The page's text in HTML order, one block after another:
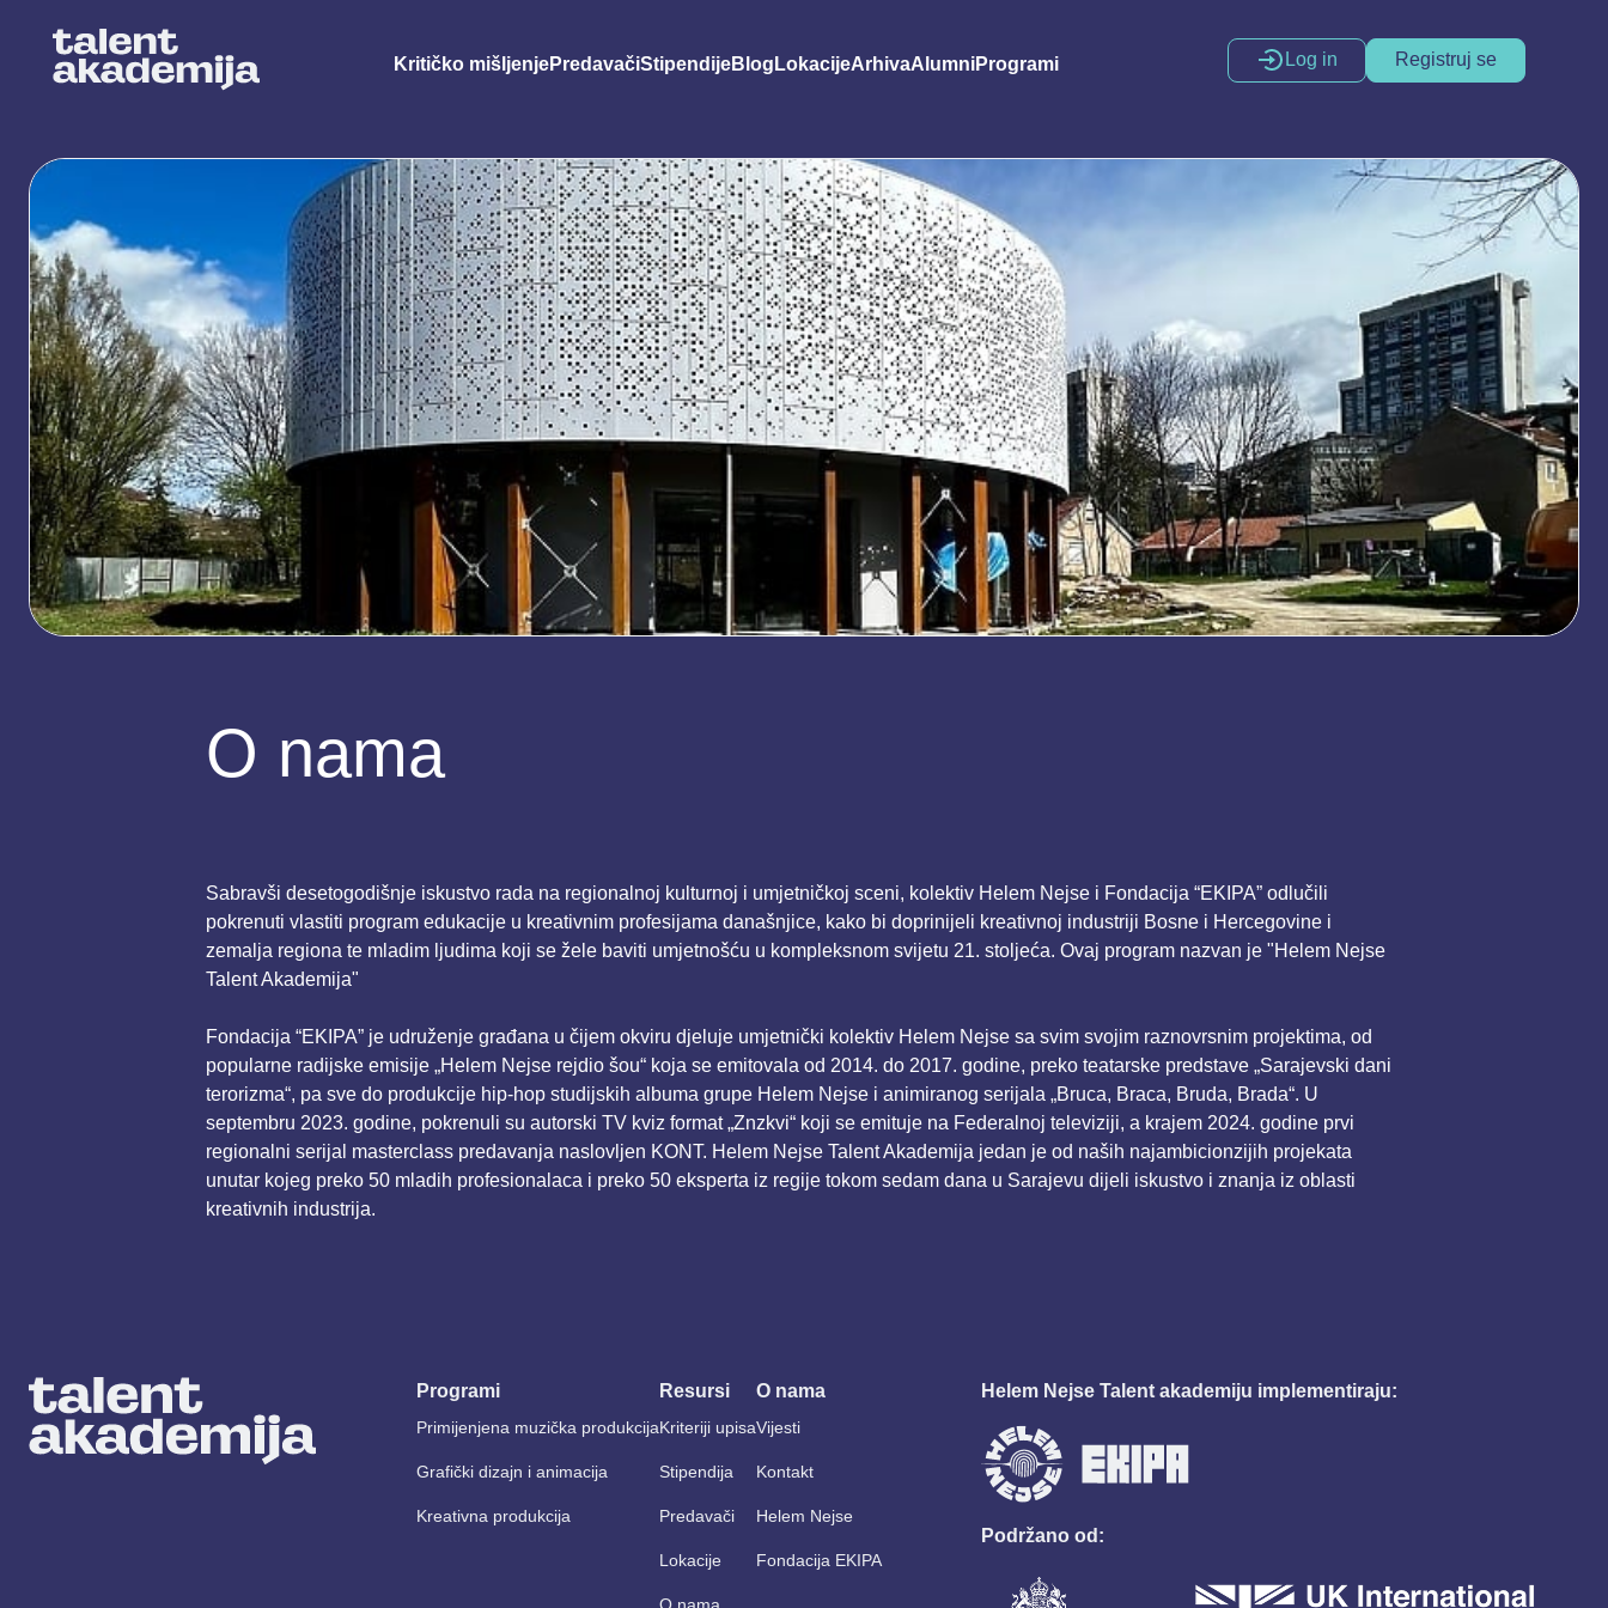
Log in Registruj se
Kritičko mišljenjePredavačiStipendijeBlog LokacijeArhivaAlumniProgrami
O nama
Sabravši desetogodišnje iskustvo rada na regionalnoj kulturnoj i umjetničkoj sceni, kolektiv Helem Nejse i Fondacija “EKIPA” odlučili
pokrenuti vlastiti program edukacije u kreativnim profesijama današnjice, kako bi doprinijeli kreativnoj industriji Bosne i Hercegovine i
zemalja regiona te mladim ljudima koji se žele baviti umjetnošću u kompleksnom svijetu 21. stoljeća. Ovaj program nazvan je "Helem Nejse
Talent Akademija"
Fondacija “EKIPA” je udruženje građana u čijem okviru djeluje umjetnički kolektiv Helem Nejse sa svim svojim raznovrsnim projektima, od
popularne radijske emisije „Helem Nejse rejdio šou“ koja se emitovala od 2014. do 2017. godine, preko teatarske predstave „Sarajevski dani
terorizma“, pa sve do produkcije hip-hop studijskih albuma grupe Helem Nejse i animiranog serijala „Bruca, Braca, Bruda, Brada“. U
septembru 2023. godine, pokrenuli su autorski TV kviz format „Znzkvi“ koji se emituje na Federalnoj televiziji, a krajem 2024. godine prvi
regionalni serijal masterclass predavanja naslovljen KONT. Helem Nejse Talent Akademija jedan je od naših najambicionzijih projekata
unutar kojeg preko 50 mladih profesionalaca i preko 50 eksperta iz regije tokom sedam dana u Sarajevu dijeli iskustvo i znanja iz oblasti
kreativnih industrija.
Programi
Primijenjena muzička produkcija
Grafički dizajn i animacija
Kreativna produkcija
Resursi
Kriteriji upisa
Stipendija
Predavači
Lokacije
O nama
Vijesti
Kontakt
Helem Nejse
Fondacija EKIPA
Helem Nejse Talent akademiju implementiraju:
Podržano od: